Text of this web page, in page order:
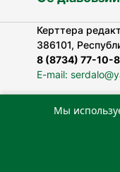
Керттера
386101,
8 (8734) 77-10-
E-mail:
«Сердало»
Реестровая
Мы